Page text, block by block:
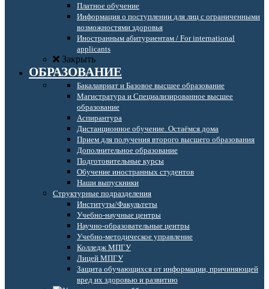
Платное обучение
Информация о поступлении для лиц с ограниченными
возможностями здоровья
Иностранным абитуриентам / For international
applicants
Закрыть
ОБРАЗОВАНИЕ
Бакалавриат и Базовое высшее образование
Магистратура и Специализированное высшее
образование
Аспирантура
Дистанционное обучение. Остаёмся дома
Прием для получения второго высшего образования
Дополнительное образование
Подготовительные курсы
Обучение иностранных студентов
Наши выпускники
Структурные подразделения
Институты/Факультеты
Учебно-научные центры
Научно-образовательные центры
Учебно-методическое управление
Колледж МПГУ
Лицей МПГУ
Защита обучающихся от информации, причиняющей
вред их здоровью и развитию